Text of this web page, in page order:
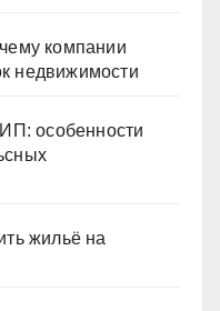
компании
недвижимости
особенности
жильё на